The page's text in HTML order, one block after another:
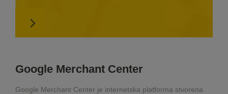
Google Merchant Center
Google Merchant Center je internetska platforma stvorena